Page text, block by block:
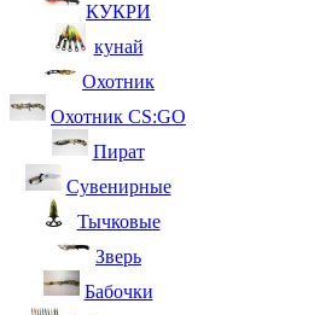
КУКРИ
кунай
Охотник
Охотник CS:GO
Пират
Сувенирные
Тычковые
Зверь
Бабочки